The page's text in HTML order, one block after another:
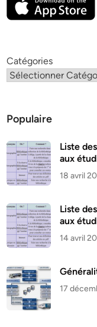
Catégories
Populaire
Liste
aux
18 avril
Liste
aux
14 avril
17